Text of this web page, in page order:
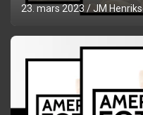
23. mars 2023 JM